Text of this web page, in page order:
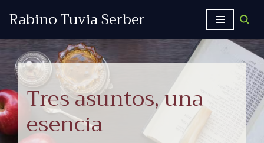
contenido
Rabino Tuvia Serber
Tres asuntos, una
esencia